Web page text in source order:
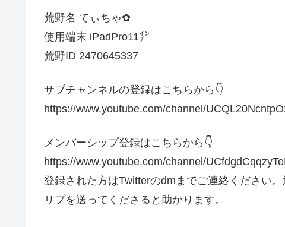
荒野名 てぃちゃ✿
使用端末 iPadPro11㌅
荒野ID 2470645337
サブチャンネルの登録はこちらから👇
https://www.youtube.com/channel/
メンバーシップ登録はこちらから👇
https://www.youtube.com/channel/
登録された方はTwitterのdmまでご連絡ください
リプを送ってくださると助かります。